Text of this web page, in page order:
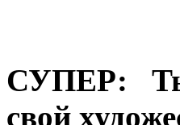
СУПЕР:
свой